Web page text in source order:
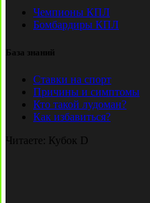
Чемпионы КПЛ
Бомбардиры КПЛ
База знаний
Ставки на спорт
Причины и симптомы
Кто такой лудоман?
Как избавиться?
Читаете: Кубок D